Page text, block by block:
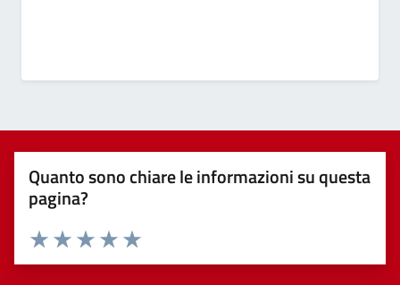
Quanto sono chiare le informazioni su questa
pagina?
Valuta 5 stelle su 5
Valuta 4 stelle su 5
Valuta 3 stelle su 5
Valuta 2 stelle su 5
Valuta 1 stelle su 5